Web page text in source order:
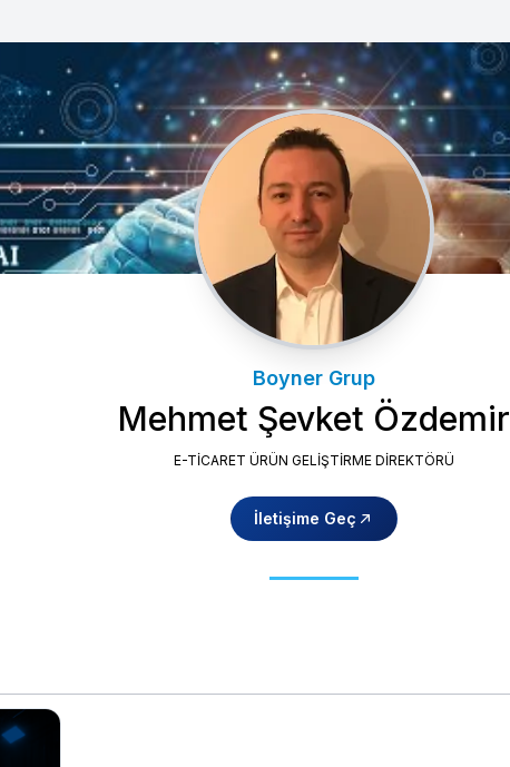
Boyner Grup
Mehmet Şevket Özdemir
E-TICARET ÜRÜN GELIŞTIRME DIREKTÖRÜ
İletişime Geç